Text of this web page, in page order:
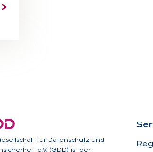
für Datenschutz und
e.V. (GDD) ist der